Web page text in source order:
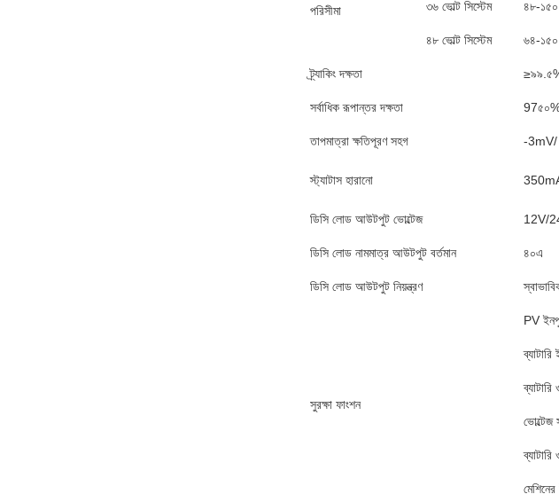
পরিসীমা
৩৬ ভোল্ট সিস্টেম ৪৮-১৫০
৪৮ ভোল্ট সিস্টেম ৬৪-১৫০
ট্র্যাকিং দক্ষতা
সর্বাধিক রূপান্তর দক্ষতা
তাপমাত্রা ক্ষতিপূরণ সহগ -
স্ট্যাটাস হারানো
ডিসি লোড আউটপুট ভোল্টেজ
12V/
ডিসি লোড নামমাত্র আউটপুট বর্তমান ৪০এ
ডিসি লোড আউটপুট নিয়ন্ত্রণ
সুরক্ষা ফাংশন
PV
ব্যাটারি
ভোল্টেজ